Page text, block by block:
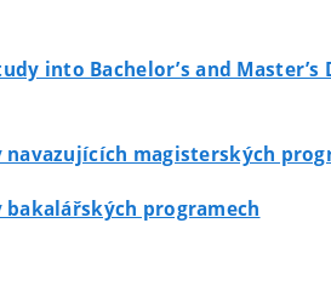
into Bachelor’s and Master’s
magisterských
programech